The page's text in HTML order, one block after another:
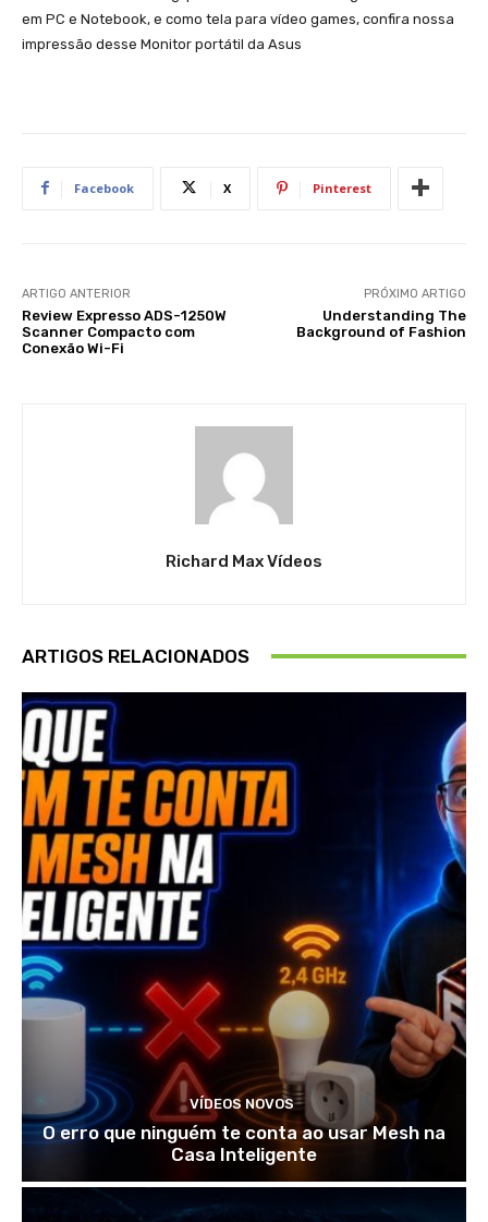
em PC e Notebook, e como tela para vídeo games, confira nossa
impressão desse Monitor portátil da Asus
Facebook X Pinterest
ARTIGO ANTERIOR
Review Expresso ADS-1250W
Scanner Compacto com
Conexão Wi-Fi
PRÓXIMO ARTIGO
Understanding The
Background of Fashion
Richard Max Vídeos
ARTIGOS RELACIONADOS
VÍDEOS NOVOS
O erro que ninguém te conta ao usar Mesh na
Casa Inteligente